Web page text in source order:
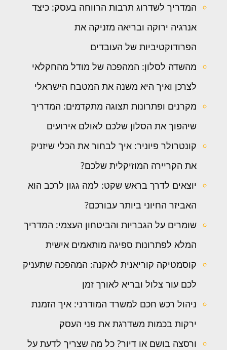
המדריך לשדרוג תרבות הרווחה בעסק: כיצד
אנרגיה ירוקה ובריאה מזניקה את
הפרודוקטיביות של העובדים
מהשדה לסלון: המהפכה של מודל מהחקלאי
לצרכן ואיך היא משנה את המטבח הישראלי
מקרנים ופתרונות תצוגה מתקדמים: המדריך
שיהפוך את הסלון שלכם לאולם אירועים
קונטרולר פיוניר: איך לבחור את הכלי שיזניק
את הקריירה המוזיקלית שלכם?
יוצאים לדרך בראש שקט: למה גגון לרכב הוא
האביזר החיוני ביותר עבורכם?
שומרים על הגבריות והביטחון העצמי: המדריך
המלא לפתרונות ספיגה מותאמים אישית
קוסמטיקה קוריאנית לאקנה: המהפכה שתעניק
לכם עור צלול ובריא לאורך זמן
ניהול רכש חכם למשרד המודרני: איך הזמנת
ירקות בכמות משדרגת את פני העסק
ורסצה בושם או דיור? כל מה שצריך לדעת על